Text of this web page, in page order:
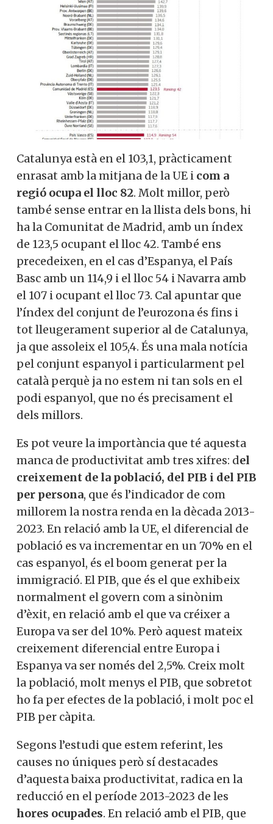
Catalunya està en el 103,1, pràcticament
enrasat amb la mitjana de la UE i com a
regió ocupa el lloc 82. Molt millor, però
també sense entrar en la llista dels bons, hi
ha la Comunitat de Madrid, amb un índex
de 123,5 ocupant el lloc 42. També ens
precedeixen, en el cas d’Espanya, el País
Basc amb un 114,9 i el lloc 54 i Navarra amb
el 107 i ocupant el lloc 73. Cal apuntar que
l’índex del conjunt de l’eurozona és fins i
tot lleugerament superior al de Catalunya,
ja que assoleix el 105,4. És una mala notícia
pel conjunt espanyol i particularment pel
català perquè ja no estem ni tan sols en el
podi espanyol, que no és precisament el
dels millors.
Es pot veure la importància que té aquesta
manca de productivitat amb tres xifres: del
creixement de la població, del PIB i del PIB
per persona, que és l’indicador de com
millorem la nostra renda en la dècada 2013-
2023. En relació amb la UE, el diferencial de
població es va incrementar en un 70% en el
cas espanyol, és el boom generat per la
immigració. El PIB, que és el que exhibeix
normalment el govern com a sinònim
d’èxit, en relació amb el que va créixer a
Europa va ser del 10%. Però aquest mateix
creixement diferencial entre Europa i
Espanya va ser només del 2,5%. Creix molt
la població, molt menys el PIB, que sobretot
ho fa per efectes de la població, i molt poc el
PIB per càpita.
Segons l’estudi que estem referint, les
causes no úniques però sí destacades
d’aquesta baixa productivitat, radica en la
reducció en el període 2013-2023 de les
hores ocupades. En relació amb el PIB, que